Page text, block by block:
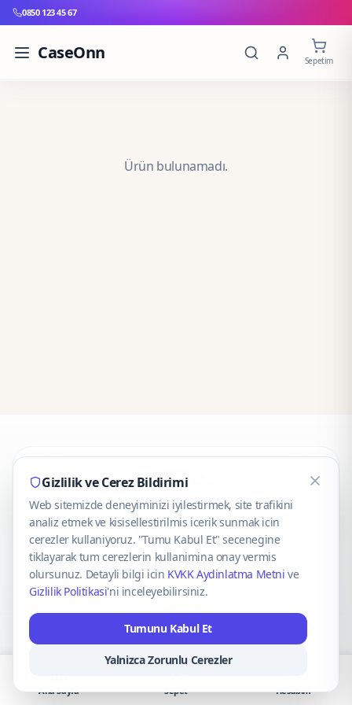
0850 123 45 67
CaseOnn Sepetim
Ürün bulunamadı.
CaseOnn
© 2025 CaseOnn. Tüm hakları saklıdır.
VISA Mastercard
Gizlilik ve Cerez Bildirimi
Web sitemizde deneyiminizi iyilestirmek, site trafikini
analiz etmek ve kisisellestirilmis icerik sunmak icin
cerezler kullaniyoruz. "Tumu Kabul Et" secenegine
tiklayarak tum cerezlerin kullanimina onay vermis
olursunuz. Detayli bilgi icin KVKK Aydinlatma Metni ve
Gizlilik Politikasi'ni inceleyebilirsiniz.
Tumunu Kabul Et
Yalnizca Zorunlu Cerezler
Ana Sayfa Sepet Hesabım